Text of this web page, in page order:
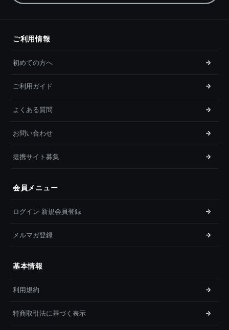
ご利用情報
初めての方へ
ご利用ガイド
よくある質問
お問い合わせ
提携サイト募集
会員メニュー
ログイン 新規会員登録
メルマガ登録
基本情報
利用規約
特商取引法に基づく表示